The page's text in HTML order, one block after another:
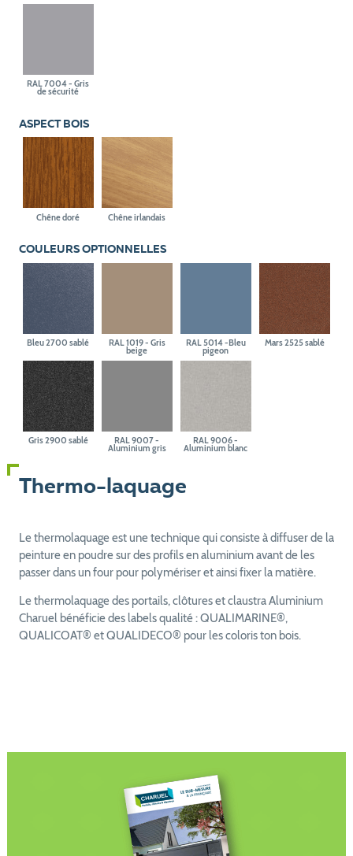
RAL 7004 - Gris
de sécurité
ASPECT BOIS
Chêne doré Chêne irlandais
COULEURS OPTIONNELLES
Bleu 2700 sablé RAL 1019 - Gris
beige
RAL 5014 -Bleu
pigeon
Mars 2525 sablé
Gris 2900 sablé RAL 9007 -
Aluminium gris
RAL 9006 -
Aluminium blanc
Thermo-laquage
Le thermolaquage est une technique qui consiste à diffuser de la
peinture en poudre sur des profils en aluminium avant de les
passer dans un four pour polymériser et ainsi fixer la matière.
Le thermolaquage des portails, clôtures et claustra Aluminium
Charuel bénéficie des labels qualité : QUALIMARINE®,
QUALICOAT® et QUALIDECO® pour les coloris ton bois.